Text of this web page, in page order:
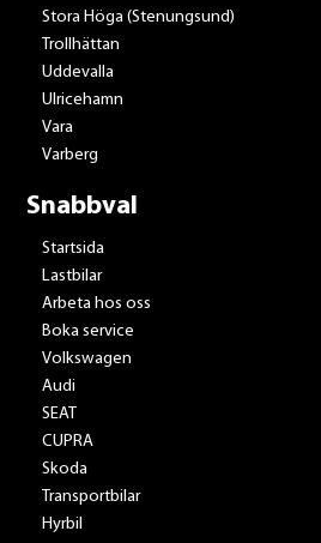
Stora Höga (Stenungsund)
Trollhättan
Uddevalla
Ulricehamn
Vara
Varberg
Snabbval
Startsida
Lastbilar
Arbeta hos oss
Boka service
Volkswagen
Audi
SEAT
CUPRA
Skoda
Transportbilar
Hyrbil